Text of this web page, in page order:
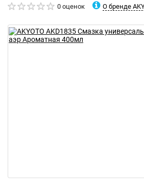
0 оценок О бренде